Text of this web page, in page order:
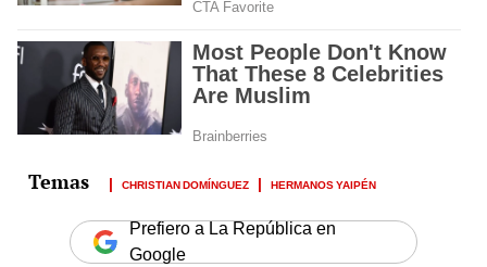
CHRISTIAN DOMÍNGUEZ HERMANOS YAIPÉN
Prefiero a La República en
Google